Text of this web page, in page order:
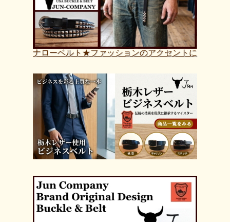
ナローベルト★ファッションのアクセントに